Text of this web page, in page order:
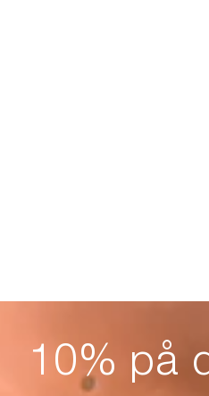
10% på